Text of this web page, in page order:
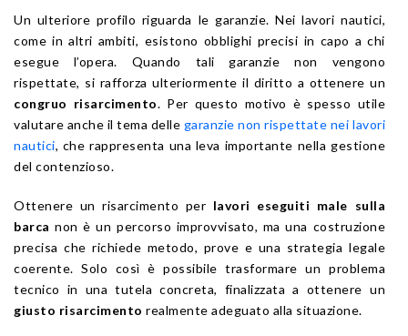
Un ulteriore profilo riguarda le garanzie. Nei lavori nautici,
come in altri ambiti, esistono obblighi precisi in capo a chi
esegue l’opera. Quando tali garanzie non vengono
rispettate, si rafforza ulteriormente il diritto a ottenere un
congruo risarcimento. Per questo motivo è spesso utile
valutare anche il tema delle garanzie non rispettate nei lavori
nautici, che rappresenta una leva importante nella gestione
del contenzioso.
Ottenere un risarcimento per lavori eseguiti male sulla
barca non è un percorso improvvisato, ma una costruzione
precisa che richiede metodo, prove e una strategia legale
coerente. Solo così è possibile trasformare un problema
tecnico in una tutela concreta, finalizzata a ottenere un
giusto risarcimento realmente adeguato alla situazione.